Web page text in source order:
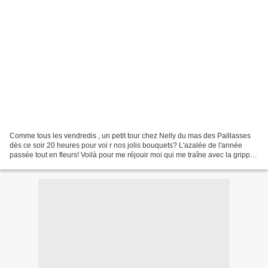
Comme tous les vendredis , un petit tour chez Nelly du mas des Paillasses
dès ce soir 20 heures pour voi r nos jolis bouquets? L'azalée de l'année
passée tout en fleurs! Voilà pour me réjouir moi qui me traîne avec la grippe!